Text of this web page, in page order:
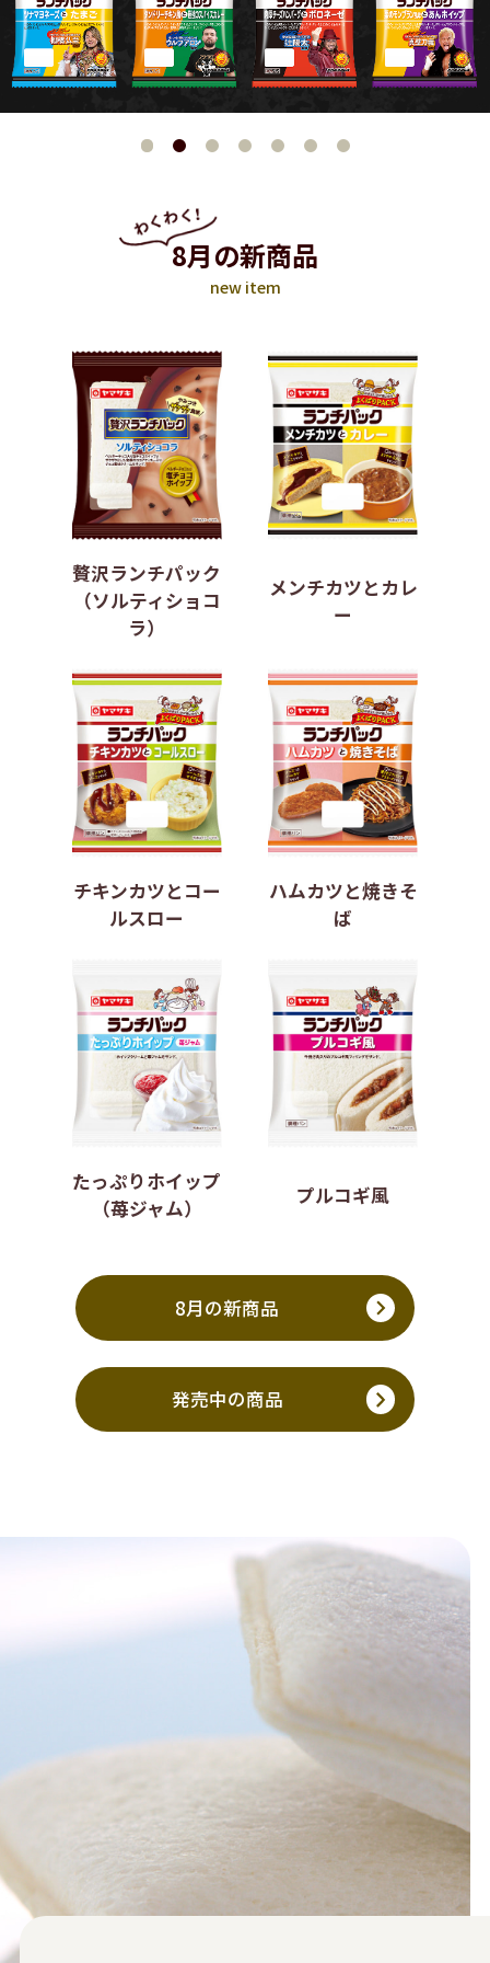
8月の新商品
new item
贅沢ランチパック
（ソルティショコ
ラ）
メンチカツとカレ
ー
チキンカツとコー
ルスロー
ハムカツと焼きそ
ば
たっぷりホイップ
（苺ジャム）
プルコギ風
8月の新商品
発売中の商品